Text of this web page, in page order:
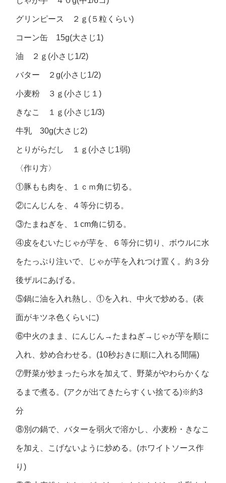
グリンピース ２ｇ(５粒くらい)
コーン缶 15g(大さじ1)
油 ２ｇ(小さじ1/2)
バター ２g(小さじ1/2)
小麦粉 ３ｇ(小さじ１)
きなこ １ｇ(小さじ1/3)
牛乳 30g(大さじ2)
とりがらだし １ｇ(小さじ1弱)
〈作り方〉
①豚もも肉を、１ｃｍ角に切る。
②にんじんを、４等分に切る。
③たまねぎを、１cm角に切る。
④皮をむいたじゃが芋を、６等分に切り、ボウルに水
をたっぷり注いで、じゃが芋を入れつけ置く。約３分
後ザルにあげる。
⑤鍋に油を入れ熱し、①を入れ、中火で炒める。(表
面がキツネ色くらいに)
⑥中火のまま、にんじん→たまねぎ→じゃが芋を順に
入れ、炒め合わせる。(10秒おきに順に入れる間隔)
⑦野菜が炒まったら水を加えて、野菜がやわらかくな
るまで煮る。(アクが出てきたらすくい捨てる)※約3
分
⑧別の鍋で、バターを弱火で溶かし、小麦粉・きなこ
を加え、こげないように炒める。(ホワイトソース作
り)